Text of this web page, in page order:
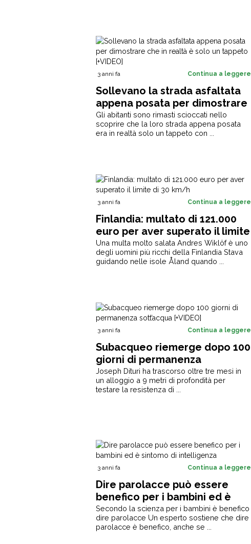
3 anni fa Continua a leggere
Sollevano la strada asfaltata
appena posata per dimostrare
che in realtà è solo un tappeto
[+VIDEO]
Gli abitanti sono rimasti scioccati nello
scoprire che la loro strada appena posata
era in realtà solo un tappeto con ...
3 anni fa Continua a leggere
Finlandia: multato di 121.000
euro per aver superato il limite
di 30 km/h
Una multa molto salata Andres Wiklöf è uno
degli uomini più ricchi della Finlandia Stava
guidando nelle isole Åland quando ...
3 anni fa Continua a leggere
Subacqueo riemerge dopo 100
giorni di permanenza
sott’acqua [+VIDEO]
Joseph Dituri ha trascorso oltre tre mesi in
un alloggio a 9 metri di profondità per
testare la resistenza di ...
3 anni fa Continua a leggere
Dire parolacce può essere
benefico per i bambini ed è
sintomo di intelligenza
Secondo la scienza per i bambini è benefico
dire parolacce Un esperto sostiene che dire
parolacce è benefico, anche se ...